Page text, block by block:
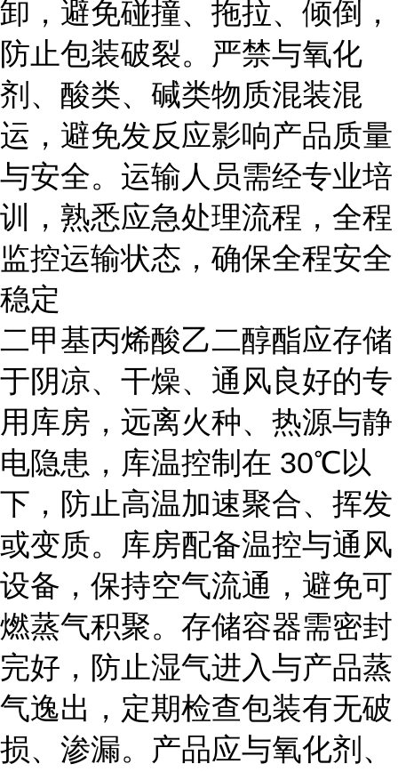
卸，避免碰撞、拖拉、倾倒，
防止包装破裂。严禁与氧化
剂、酸类、碱类物质混装混
运，避免发反应影响产品质量
与安全。运输人员需经专业培
训，熟悉应急处理流程，全程
监控运输状态，确保全程安全
稳定
二甲基丙烯酸乙二醇酯应存储
于阴凉、干燥、通风良好的专
用库房，远离火种、热源与静
电隐患，库温控制在 30℃以
下，防止高温加速聚合、挥发
或变质。库房配备温控与通风
设备，保持空气流通，避免可
燃蒸气积聚。存储容器需密封
完好，防止湿气进入与产品蒸
气逸出，定期检查包装有无破
损、渗漏。产品应与氧化剂、